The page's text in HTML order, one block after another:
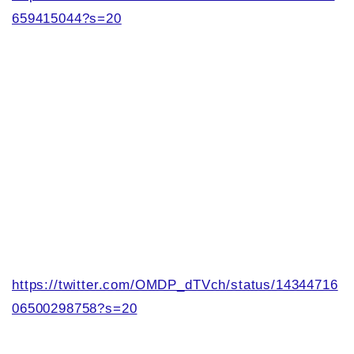
659415044?s=20
https://twitter.com/OMDP_dTVch/status/14344716
06500298758?s=20